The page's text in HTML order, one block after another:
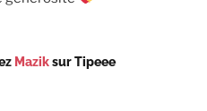
Maziksur Tipeee